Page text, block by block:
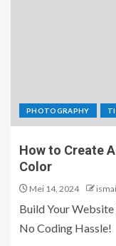
PHOTOGRAPHY
How to Create
Color
Mei 14, 2024
Build Your
No Coding Hassle!